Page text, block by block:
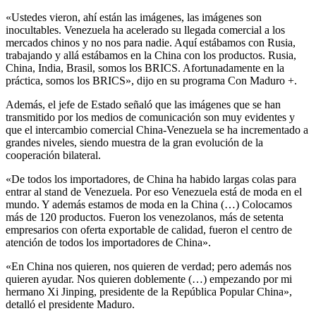
«Ustedes vieron, ahí están las imágenes, las imágenes son
inocultables. Venezuela ha acelerado su llegada comercial a los
mercados chinos y no nos para nadie. Aquí estábamos con Rusia,
trabajando y allá estábamos en la China con los productos. Rusia,
China, India, Brasil, somos los BRICS. Afortunadamente en la
práctica, somos los BRICS», dijo en su programa Con Maduro +.
Además, el jefe de Estado señaló que las imágenes que se han
transmitido por los medios de comunicación son muy evidentes y
que el intercambio comercial China-Venezuela se ha incrementado a
grandes niveles, siendo muestra de la gran evolución de la
cooperación bilateral.
«De todos los importadores, de China ha habido largas colas para
entrar al stand de Venezuela. Por eso Venezuela está de moda en el
mundo. Y además estamos de moda en la China (…) Colocamos
más de 120 productos. Fueron los venezolanos, más de setenta
empresarios con oferta exportable de calidad, fueron el centro de
atención de todos los importadores de China».
«En China nos quieren, nos quieren de verdad; pero además nos
quieren ayudar. Nos quieren doblemente (…) empezando por mi
hermano Xi Jinping, presidente de la República Popular China»,
detalló el presidente Maduro.